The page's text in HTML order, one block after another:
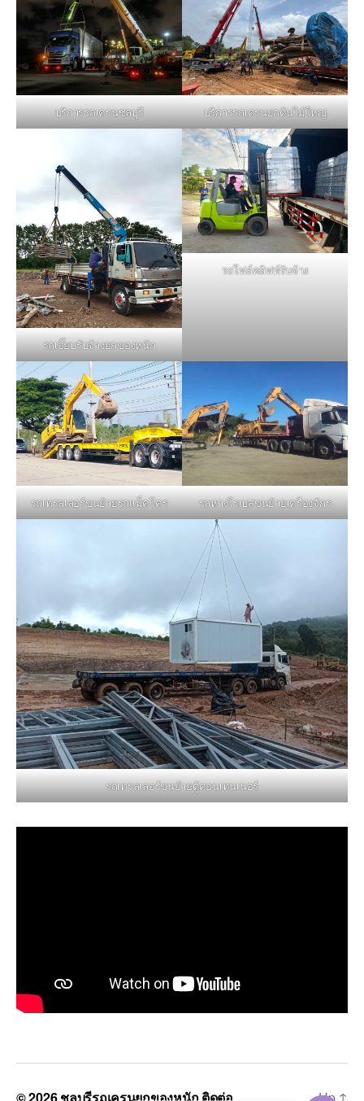
บริการรถเครนชลบุรี บริการรถเครนยกต้นไม้ใหญ่
รถเฮี๊ยบรับจ้างยกของหนัก
รถโฟล์คลิฟท์รับจ้าง
รถเทรลเลอร์ขนย้ายรถแม็คโคร รถหางโรเบสขนย้ายเครื่องจักร
รถเทรลเลอร์ขนย้ายตู้คอนเทนเนอร์
© 2026ชลบุรีรถเครนยกของหนัก ติดต่อ Up ↑